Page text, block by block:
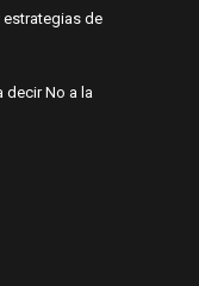
de
decir No a la